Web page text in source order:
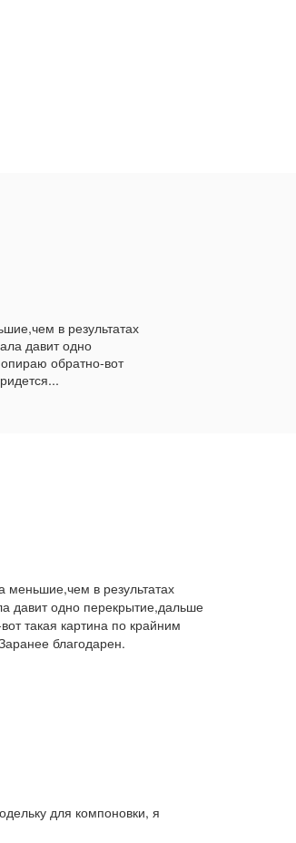
в результатах
давит одно
обратно-вот
меньшие,чем в результатах
давит одно перекрытие,дальше
такая картина по крайним
благодарен.
для компоновки, я